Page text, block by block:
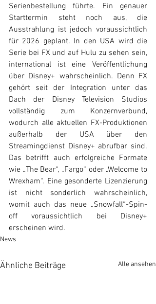
Serienbestellung führte. Ein genauer
Starttermin steht noch aus, die
Ausstrahlung ist jedoch voraussichtlich
für 2026 geplant. In den USA wird die
Serie bei FX und auf Hulu zu sehen sein,
international ist eine Veröffentlichung
über Disney+ wahrscheinlich. Denn FX
gehört seit der Integration unter das
Dach der Disney Television Studios
vollständig zum Konzernverbund,
wodurch alle aktuellen FX-Produktionen
außerhalb der USA über den
Streamingdienst Disney+ abrufbar sind.
Das betrifft auch erfolgreiche Formate
wie „The Bear“, „Fargo“ oder „Welcome to
Wrexham“. Eine gesonderte Lizenzierung
ist nicht sonderlich wahrscheinlich,
womit auch das neue „Snowfall“-Spin-
off voraussichtlich bei Disney+
erscheinen wird.
News
Ähnliche Beiträge Alle ansehen